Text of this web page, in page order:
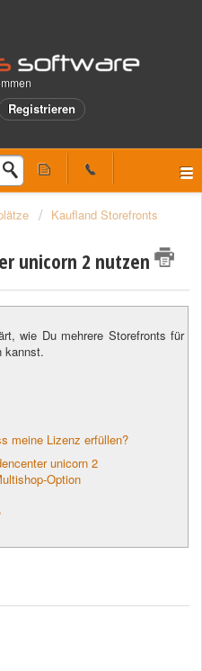
Registrieren
Kaufland Storefronts
unicorn 2 nutzen
wie Du mehrere Storefronts für
kannst.
meine Lizenz erfüllen?
unicorn 2
Option